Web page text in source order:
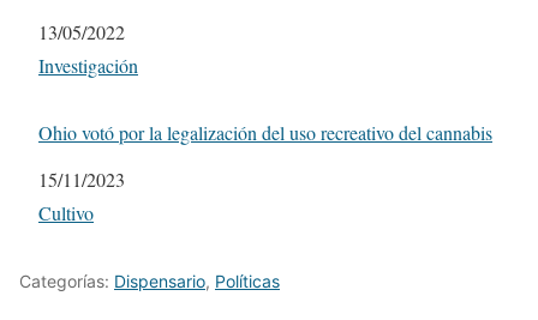
Fecha
13/05/2022
Respecto a
Investigación
Ohio votó por la legalización del uso recreativo del cannabis
Fecha
15/11/2023
Respecto a
Cultivo
Categorías: Dispensario, Políticas